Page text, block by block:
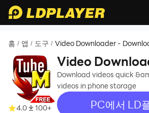
홈 / 앱 / 도구 / Video Downloader -
4.0 100+
Video
Download videos quick
videos in phone storage
PC에서 LD